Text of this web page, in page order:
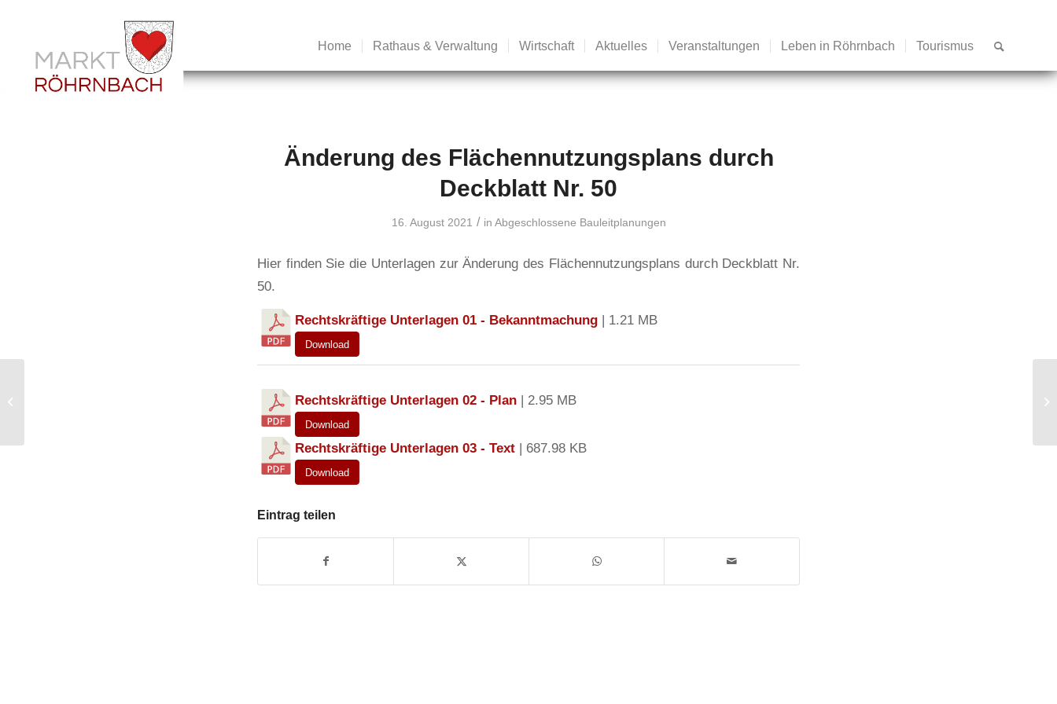
Home Rathaus & Verwaltung Wirtschaft Aktuelles Veranstaltungen Leben in Röhrnbach Tourismus
Änderung des Flächennutzungsplans durch
Deckblatt Nr. 50
16. August 2021 / in Abgeschlossene Bauleitplanungen
Hier finden Sie die Unterlagen zur Änderung des Flächennutzungsplans durch Deckblatt Nr.
50.
Rechtskräftige Unterlagen 01 - Bekanntmachung | 1.21 MB
Download
Rechtskräftige Unterlagen 02 - Plan | 2.95 MB
Download
Rechtskräftige Unterlagen 03 - Text | 687.98 KB
Download
Eintrag teilen